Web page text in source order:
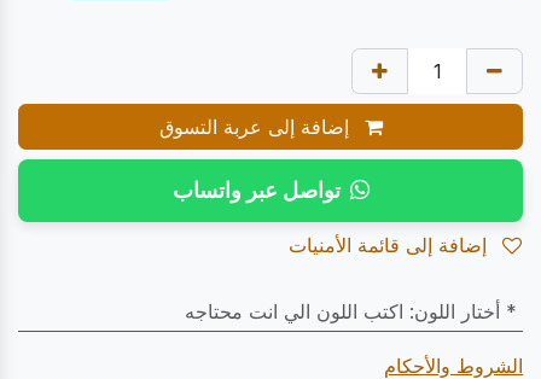
إضافة إلى عربة التسوق
تواصل عبر واتساب
* أختار اللون: اكتب اللون الي انت محتاجه
الشروط والأحكام